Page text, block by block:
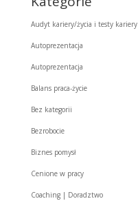
Audyt kariery/życia i testy kariery
Autoprezentacja
Autoprezentacja
Balans praca-życie
Bez kategorii
Bezrobocie
Biznes pomysł
Cenione w pracy
Coaching | Doradztwo